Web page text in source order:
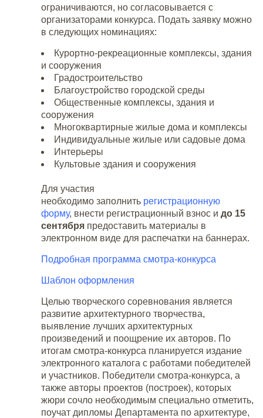
ограничиваются, но согласовывается с
организаторами конкурса. Подать заявку можно
в следующих номинациях:
Курортно-рекреационные комплексы, здания
и сооружения
Градостроительство
Благоустройство городской среды
Общественные комплексы, здания и
сооружения
Многоквартирные жилые дома и комплексы
Индивидуальные жилые или садовые дома
Интерьеры
Культовые здания и сооружения
Для участия
необходимо заполнить регистрационную
форму, внести регистрационный взнос и до 15
сентября предоставить материалы в
электронном виде для распечатки на баннерах.
Подробная программа смотра-конкурса
Шаблон оформления
Целью творческого соревнования является
развитие архитектурного творчества,
выявление лучших архитектурных
произведений и поощрение их авторов. По
итогам смотра-конкурса планируется издание
электронного каталога с работами победителей
и участников. Победители смотра-конкурса, а
также авторы проектов (построек), которых
жюри сочло необходимым специально отметить,
поучат дипломы Департамента по архитектуре,